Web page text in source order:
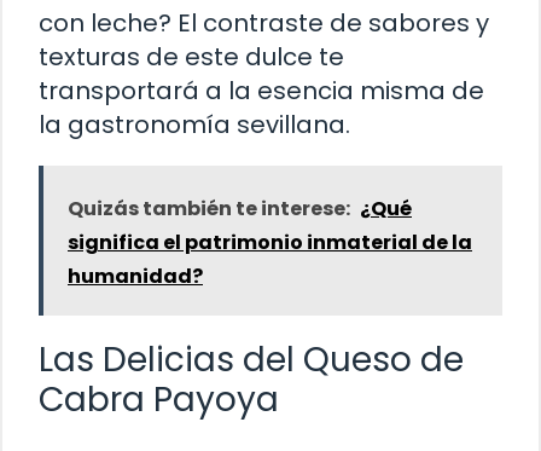
con leche? El contraste de sabores y
texturas de este dulce te
transportará a la esencia misma de
la gastronomía sevillana.
Quizás también te interese: ¿Qué
significa el patrimonio inmaterial de la
humanidad?
Las Delicias del Queso de
Cabra Payoya